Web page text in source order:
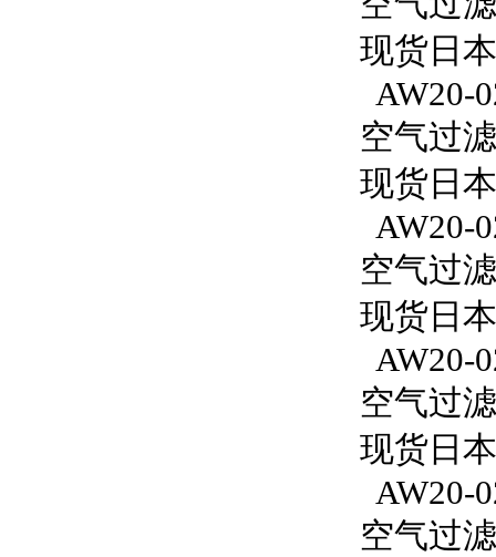
现货日
AW20-
空气过
现货日
AW20-
空气过
现货日
AW20-
空气过
现货日
AW20-
空气过